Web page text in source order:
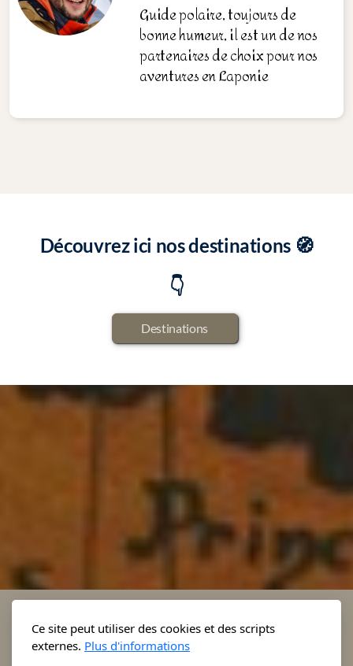
Guide polaire, toujours de
bonne humeur, il est un de nos
partenaires de choix pour nos
aventures en Laponie
Découvrez ici nos destinations 🧭
👇️
Destinations
Ce site peut utiliser des cookies et des scripts
externes. Plus d'informations